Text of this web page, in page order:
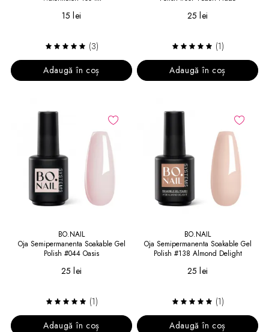
15 lei
(3)
Adaugă în coș
25 lei
(1)
Adaugă în coș
BO.NAIL
Oja Semipermanenta Soakable Gel
Polish #044 Oasis
25 lei
(1)
Adaugă în coș
BO.NAIL
Oja Semipermanenta Soakable Gel
Polish #138 Almond Delight
25 lei
(1)
Adaugă în coș